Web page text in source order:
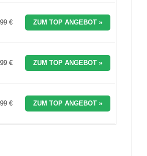
€ ZUM TOP ANGEBOT »
€ ZUM TOP ANGEBOT »
€ ZUM TOP ANGEBOT »